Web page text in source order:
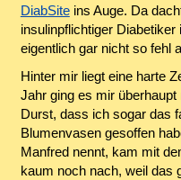
DiabSiteins Auge. Da
insulinpflichtiger
eigentlich gar nicht so fehl
Hinter mir liegt eine harte
Jahr ging es mir
Durst, dass ich sogar das
Blumenvasen gesoffen
Manfred nennt, kam mit
kaum noch nach, weil das